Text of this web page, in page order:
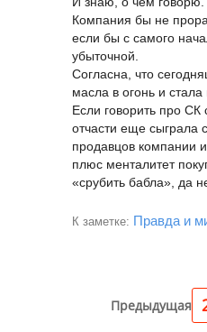
Компания бы не
если бы с самого
убыточной.
Согласна, что
масла в огонь и
Если говорить про СК
отчасти еще сыграла
продавцов компании
плюс менталитет
«срубить бабла», да
К заметке: Правда и
Предыдущая